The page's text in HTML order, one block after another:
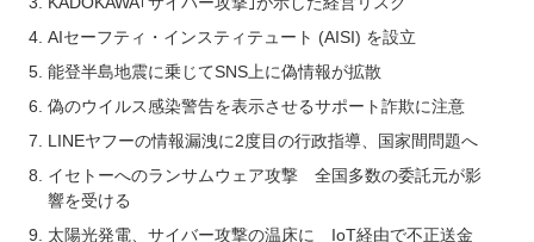
AIセーフティ・インスティテュート (AISI) を設立
能登半島地震に乗じてSNS上に偽情報が拡散
偽のウイルス感染警告を表示させるサポート詐欺に注意
LINEヤフーの情報漏洩に2度目の行政指導、国家間問題へ
イセトーへのランサムウェア攻撃 全国多数の委託元が影
響を受ける
太陽光発電、サイバー攻撃の温床に IoT経由で不正送金